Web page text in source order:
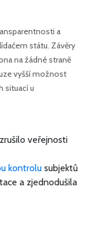
a
státu. Závěry
na žádné straně
vyšší možnost
situací u
veřejnosti
kontrolu subjektů
a zjednodušila